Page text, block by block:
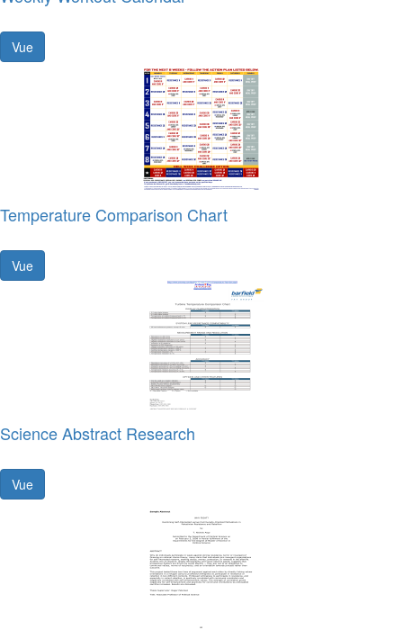
Vue
Temperature Comparison Chart
Vue
Science Abstract Research
Vue